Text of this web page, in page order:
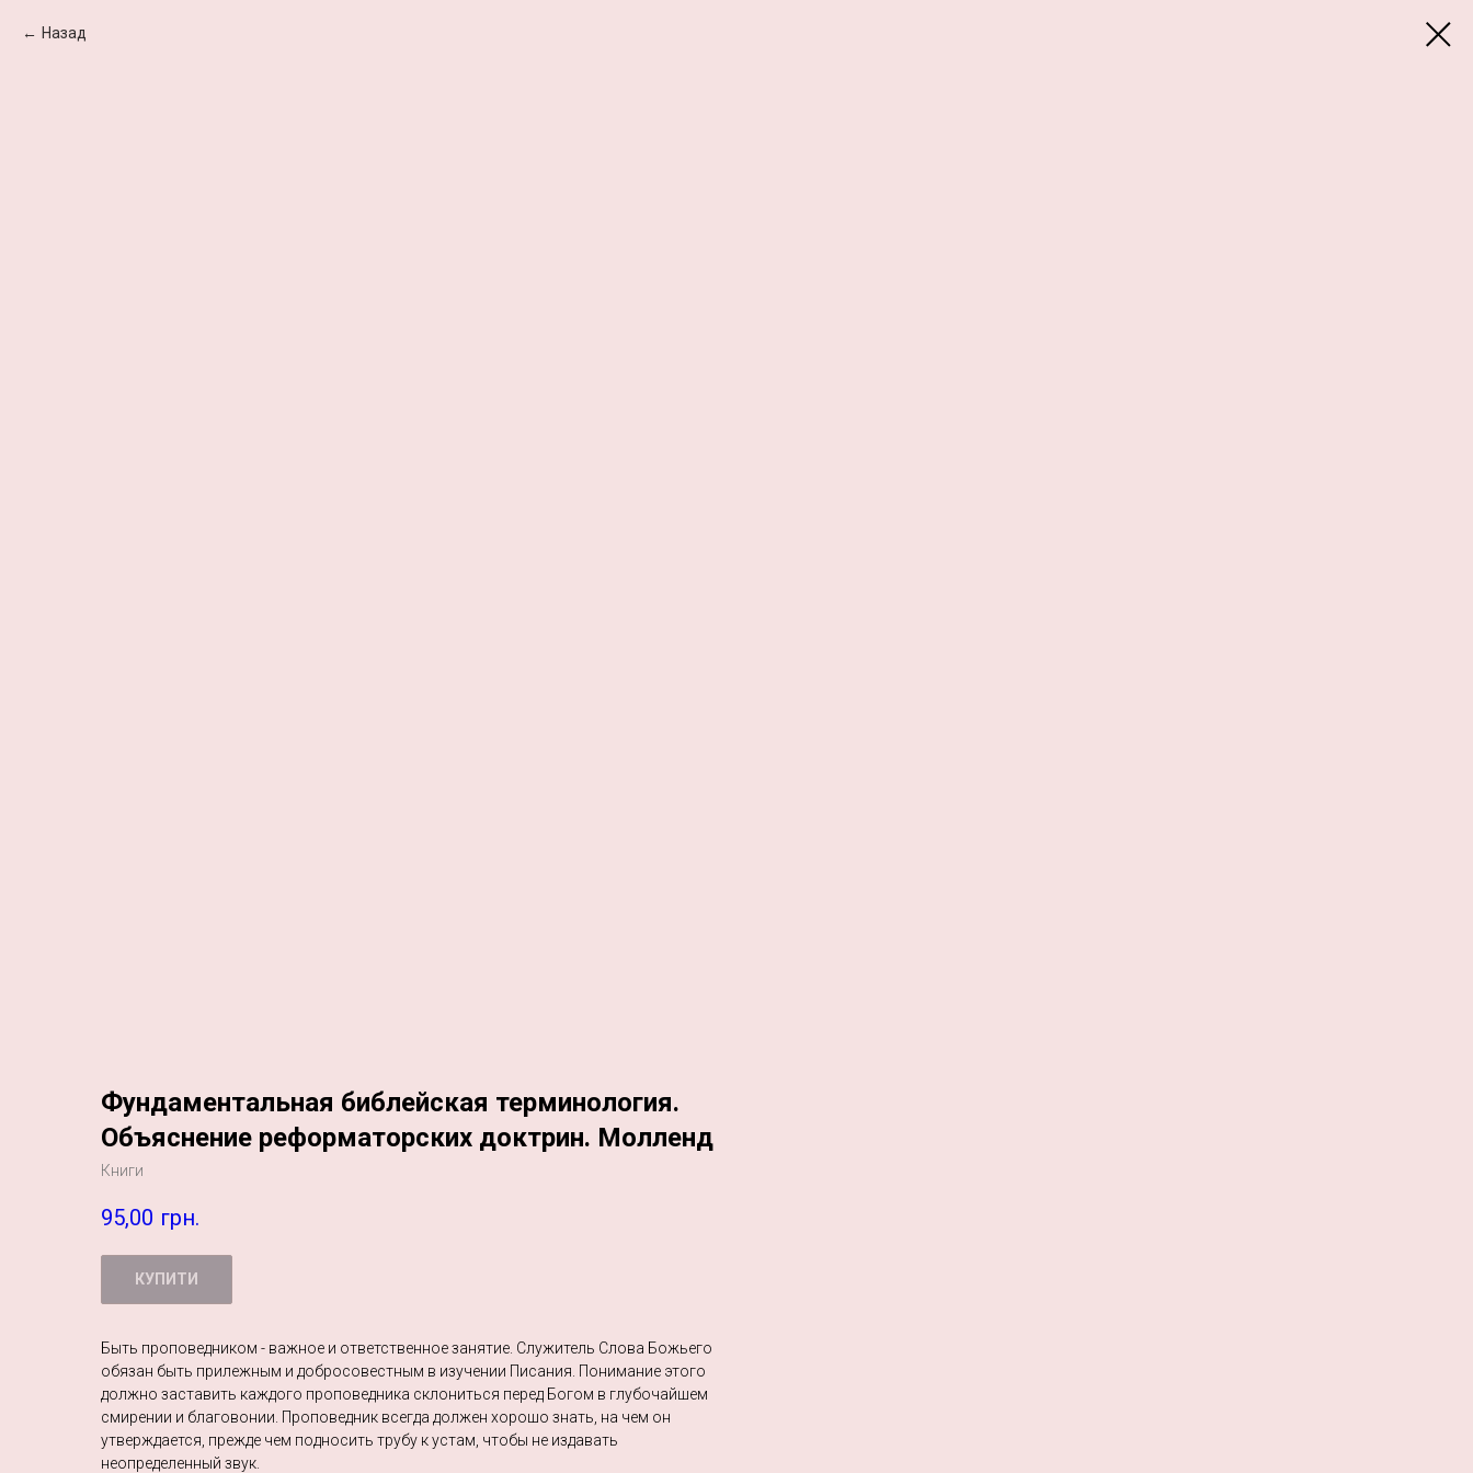
Назад
Фундаментальная библейская терминология.
Объяснение реформаторских доктрин. Молленд
Книги
95,00 грн.
КУПИТИ
Быть проповедником - важное и ответственное занятие. Служитель Слова Божьего
обязан быть прилежным и добросовестным в изучении Писания. Понимание этого
должно заставить каждого проповедника склониться перед Богом в глубочайшем
смирении и благовонии. Проповедник всегда должен хорошо знать, на чем он
утверждается, прежде чем подносить трубу к устам, чтобы не издавать
неопределенный звук.